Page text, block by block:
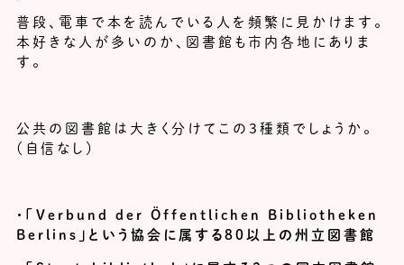
普段、電車で本を読んでいる人を頻繁に見かけます。
本好きな人が多いのか、図書館も市内各地にありま
す。
公共の図書館は大きく分けてこの3種類でしょうか。
（自信なし）
・「Verbund der Öffentlichen Bibliotheken
Berlins」という協会に属する80以上の州立図書館